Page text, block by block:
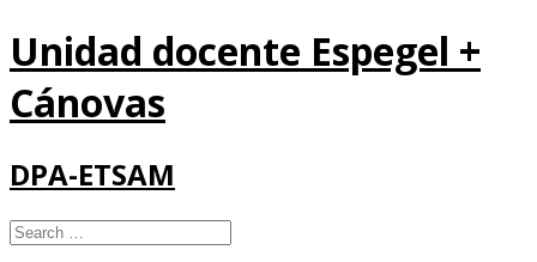
Unidad docente Espegel +
Cánovas
DPA-ETSAM
Search